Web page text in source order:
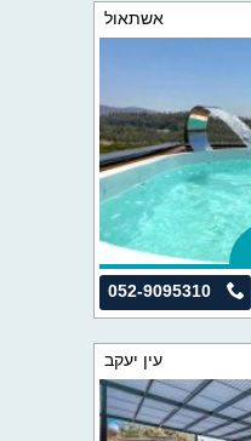
אשתאול
052-9095310
עין יעקב